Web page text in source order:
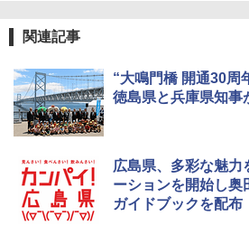
ァキア 2026～2027
パ
ュ(BC仕様) PATC-
￥9,990
[キャンパーズコレ
広げるだけ パッと
イド ブラックコー
ッシュ 4人用 簡単
熊撃退スプレー 熊
【日本企業販売】
秒）射程5～10m 安
付き ヒグマ・イノ
関の購入実績 登山
防災用品 長期保存
関連記事
“大鳴門橋 開通30周
徳島県と兵庫県知事
広島県、多彩な魅力
ーションを開始し奥
ガイドブックを配布